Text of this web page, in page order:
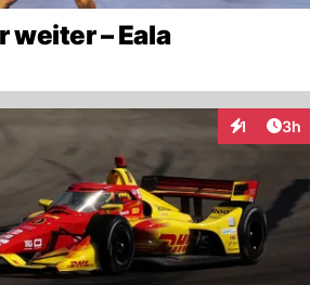
weiter – Eala
1 3h